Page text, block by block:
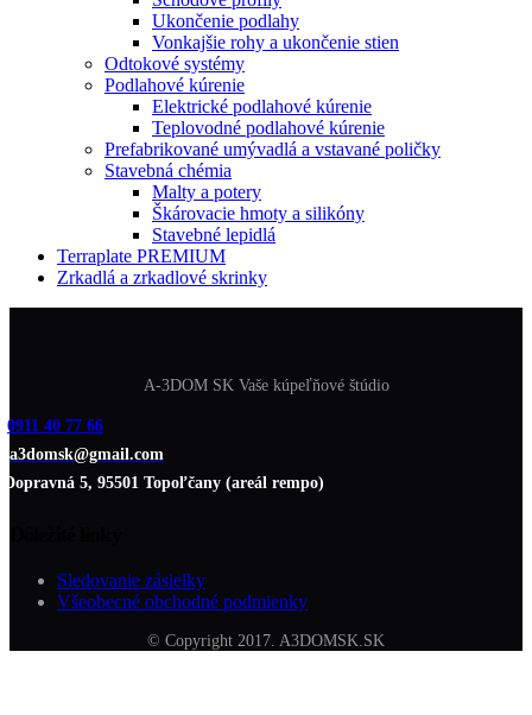
Ukončenie podlahy
Vonkajšie rohy a ukončenie stien
Odtokové systémy
Podlahové kúrenie
Elektrické podlahové kúrenie
Teplovodné podlahové kúrenie
Prefabrikované umývadlá a vstavané poličky
Stavebná chémia
Malty a potery
Škárovacie hmoty a silikóny
Stavebné lepidlá
Terraplate PREMIUM
Zrkadlá a zrkadlové skrinky
A-3DOM SK Vaše kúpeľňové štúdio
0911 40 77 66
a3domsk@gmail.com
Dopravná 5, 95501 Topoľčany (areál rempo)
Sledovanie zásielky
Všeobecné obchodné podmienky
© Copyright 2017. A3DOMSK.SK